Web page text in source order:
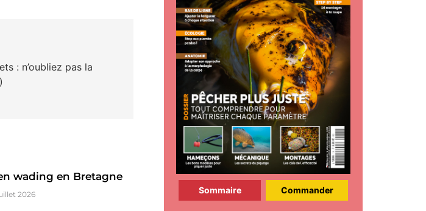
: n’oubliez pas la
wading en Bretagne
2026 Sommaire Commander